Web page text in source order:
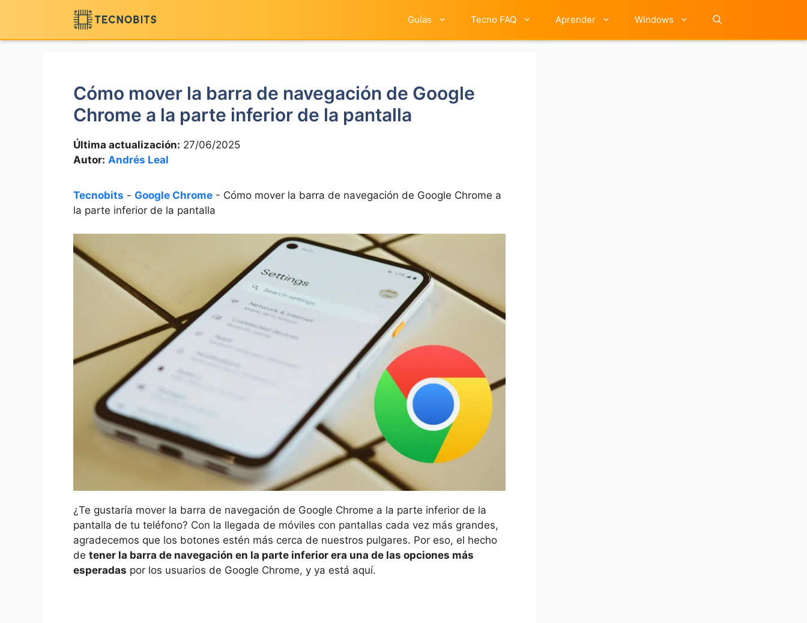
contenido
Guías Tecno FAQ Aprender Windows
Cómo mover la barra de navegación de Google
Chrome a la parte inferior de la pantalla
Última actualización: 27/06/2025
Autor: Andrés Leal
Tecnobits - Google Chrome - Cómo mover la barra de navegación de Google Chrome a
la parte inferior de la pantalla
¿Te gustaría mover la barra de navegación de Google Chrome a la parte inferior de la
pantalla de tu teléfono? Con la llegada de móviles con pantallas cada vez más grandes,
agradecemos que los botones estén más cerca de nuestros pulgares. Por eso, el hecho
de tener la barra de navegación en la parte inferior era una de las opciones más
esperadas por los usuarios de Google Chrome, y ya está aquí.